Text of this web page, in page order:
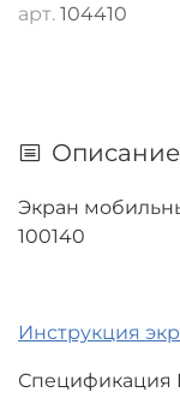
арт. 104410
Описание
Экран
100140
Инструкция
Спецификация